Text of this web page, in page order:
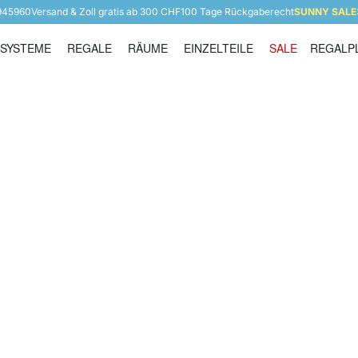
Versand & Zoll gratis ab 300 CHF100 Tage RückgaberechtSUNNY
Regalsysteme
REGALE
Regale
RÄUME
Räume
EINZELTEILE
Einzelteile
SALE